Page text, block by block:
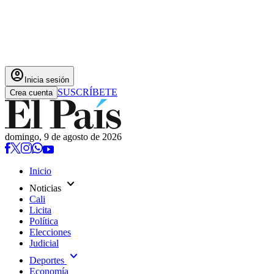
account_circle Inicia sesión
Crea cuenta SUSCRÍBETE
domingo, 9 de agosto de 2026
Inicio
Noticias expand_more
Cali
Licita
Política
Elecciones
Judicial
Deportes expand_more
Economía